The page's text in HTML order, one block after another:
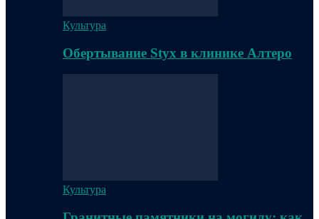
Культура
Обертывание Styx в клинике Алтеро
Культура